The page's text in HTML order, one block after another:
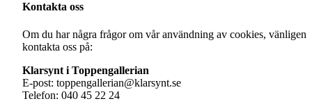
Kontakta oss
Om du har några frågor om vår användning av cookies, vänligen
kontakta oss på:
Klarsynt i Toppengallerian
E-post: toppengallerian@klarsynt.se
Telefon: 040 45 22 24